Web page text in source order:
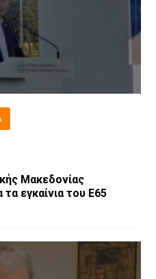
Μακεδονίας
τα εγκαίνια του Ε65